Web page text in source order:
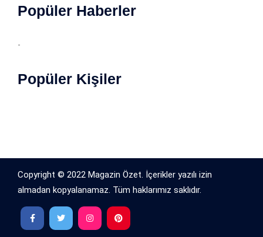
Popüler Haberler
-
Popüler Kişiler
Copyright © 2022 Magazin Özet. İçerikler yazılı izin
almadan kopyalanamaz. Tüm haklarımız saklıdır.